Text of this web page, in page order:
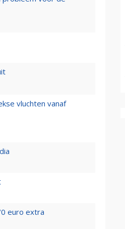
vluchten vanaf
euro extra